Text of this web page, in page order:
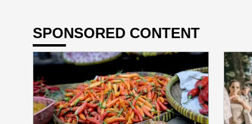
SPONSORED CONTENT